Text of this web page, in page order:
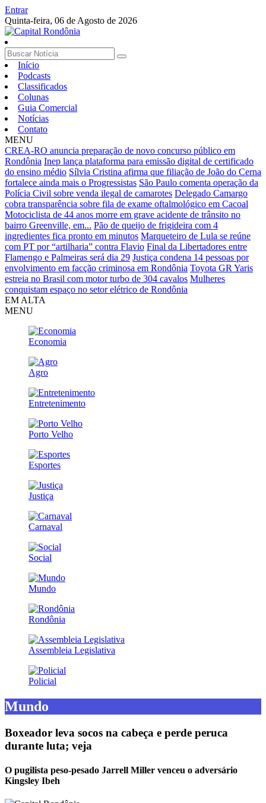
Entrar
Quinta-feira, 06 de Agosto de 2026
Início
Podcasts
Classificados
Colunas
Guia Comercial
Notícias
Contato
MENU
CREA-RO anuncia preparação de novo concurso público em
Rondônia Inep lança plataforma para emissão digital de certificado
do ensino médio Sílvia Cristina afirma que filiação de João do Cerna
fortalece ainda mais o Progressistas São Paulo comenta operação da
Polícia Civil sobre venda ilegal de camarotes Delegado Camargo
cobra transparência sobre fila de exame oftalmológico em Cacoal
Motociclista de 44 anos morre em grave acidente de trânsito no
bairro Greenville, em... Pão de queijo de frigideira com 4
ingredientes fica pronto em minutos Marqueteiro de Lula se reúne
com PT por “artilharia” contra Flavio Final da Libertadores entre
Flamengo e Palmeiras será dia 29 Justiça condena 14 pessoas por
envolvimento em facção criminosa em Rondônia Toyota GR Yaris
estreia no Brasil com motor turbo de 304 cavalos Mulheres
conquistam espaço no setor elétrico de Rondônia
EM ALTA
MENU
Economia
Agro
Entretenimento
Porto Velho
Esportes
Justiça
Carnaval
Social
Mundo
Rondônia
Assembleia Legislativa
Policial
Mundo
Boxeador leva socos na cabeça e perde peruca
durante luta; veja
O pugilista peso-pesado Jarrell Miller venceu o adversário
Kingsley Ibeh